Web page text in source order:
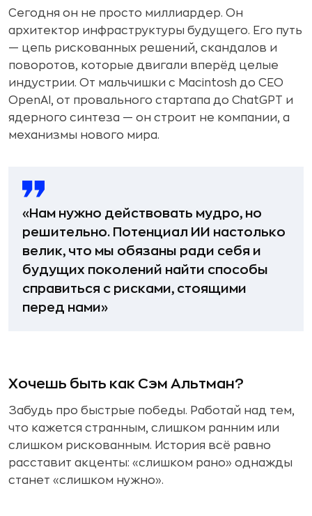
Сегодня он не просто миллиардер. Он
архитектор инфраструктуры будущего. Его путь
— цепь рискованных решений, скандалов и
поворотов, которые двигали вперёд целые
индустрии. От мальчишки с Macintosh до CEO
OpenAI, от провального стартапа до ChatGPT и
ядерного синтеза — он строит не компании, а
механизмы нового мира.
«Нам нужно действовать мудро, но
решительно. Потенциал ИИ настолько
велик, что мы обязаны ради себя и
будущих поколений найти способы
справиться с рисками, стоящими
перед нами»
Хочешь быть как Сэм Альтман?
Забудь про быстрые победы. Работай над тем,
что кажется странным, слишком ранним или
слишком рискованным. История всё равно
расставит акценты: «слишком рано» однажды
станет «слишком нужно».